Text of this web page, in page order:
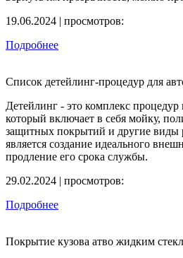
19.06.2024 | просмотров:
Подробнее
Список детейлинг-процедур для
Детейлинг - это комплекс процедур
который включает в себя мойку,
защитных покрытий и другие виды
является создание идеального
продление его срока службы.
29.02.2024 | просмотров:
Подробнее
Покрытие кузова атво жидким